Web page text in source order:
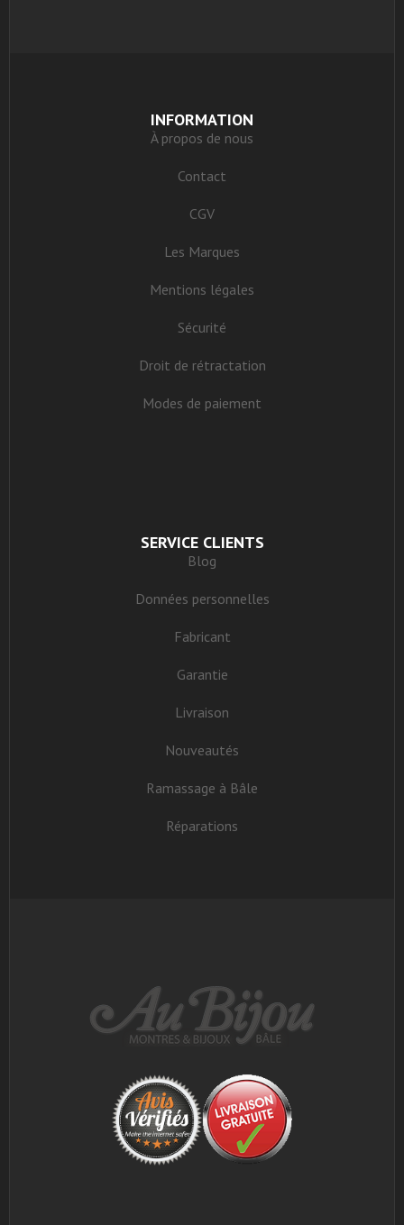
INFORMATION
À propos de nous
Contact
CGV
Les Marques
Mentions légales
Sécurité
Droit de rétractation
Modes de paiement
SERVICE CLIENTS
Blog
Données personnelles
Fabricant
Garantie
Livraison
Nouveautés
Ramassage à Bâle
Réparations